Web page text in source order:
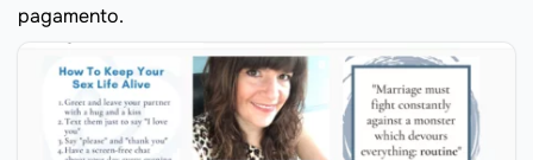
pagamento.